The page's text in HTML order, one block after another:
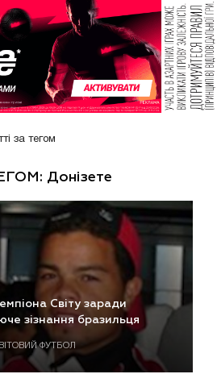
за тегом
Донізете
Світу заради
зізнання бразильця
ФУТБОЛ